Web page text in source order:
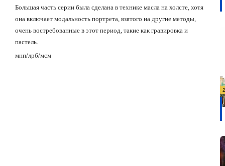
Большая часть серии была сделана в технике масла на холсте, хотя
она включает модальность портрета, взятого на другие методы,
очень востребованные в этот период, такие как гравировка и
пастель.
мнп/лрб/мсм